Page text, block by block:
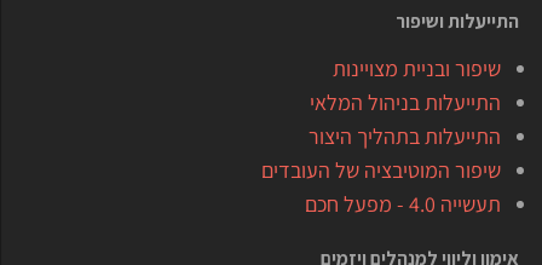
התייעלות ושיפור
שיפור ובניית מצויינות
התייעלות בניהול המלאי
התייעלות בתהליך היצור
שיפור המוטיבציה של העובדים
תעשייה 4.0 - מפעל חכם
אימון וליווי למנהלים ויזמים